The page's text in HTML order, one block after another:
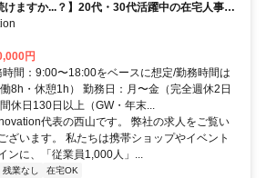
けますか...？】20代・30代活躍中の在宅人事ポ
円
間：9:00〜18:00をベースに想定/勤務時間は
8h・休憩1h） 勤務日：月〜金（完全週休2日
休日130日以上（GW・年末...
代表の西山です。 弊社の求人をご覧い
ざいます。 私たちは携帯ショップやイベント
ンに、「従業員1,000人」...
残業なし 在宅OK